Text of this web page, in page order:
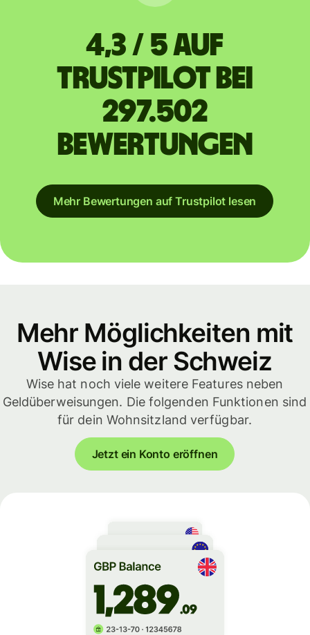
4,3 / 5 auf
Trustpilot bei
297.502
Bewertungen
Mehr Bewertungen auf Trustpilot lesen
Mehr Möglichkeiten mit
Wise in der Schweiz
Wise hat noch viele weitere Features neben
Geldüberweisungen. Die folgenden Funktionen sind
für dein Wohnsitzland verfügbar.
Jetzt ein Konto eröffnen